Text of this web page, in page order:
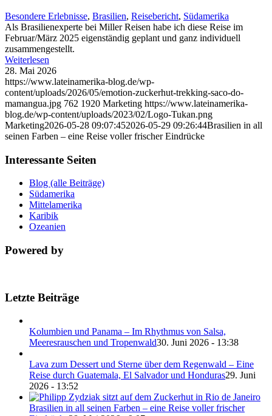
Besondere Erlebnisse, Brasilien, Reisebericht, Südamerika
Als Brasilienexperte bei Miller Reisen habe ich diese Reise im
Februar/März 2025 eigenständig geplant und ganz individuell
zusammengestellt.
Weiterlesen
28. Mai 2026
https://www.lateinamerika-blog.de/wp-
content/uploads/2026/05/emotion-zuckerhut-trekking-saco-do-
mamangua.jpg 762 1920 Marketing https://www.lateinamerika-
blog.de/wp-content/uploads/2023/02/Logo-Tukan.png
Marketing2026-05-28 09:07:452026-05-29 09:26:44Brasilien in all
seinen Farben – eine Reise voller frischer Eindrücke
Interessante Seiten
Blog (alle Beiträge)
Südamerika
Mittelamerika
Karibik
Ozeanien
Powered by
Letzte Beiträge
Kolumbien und Panama – Im Rhythmus von Salsa,
Meeresrauschen und Tropenwald30. Juni 2026 - 13:38
Lava zum Dessert und Sterne über dem Regenwald – Eine
Reise durch Guatemala, El Salvador und Honduras29. Juni
2026 - 13:52
Brasilien in all seinen Farben – eine Reise voller frischer